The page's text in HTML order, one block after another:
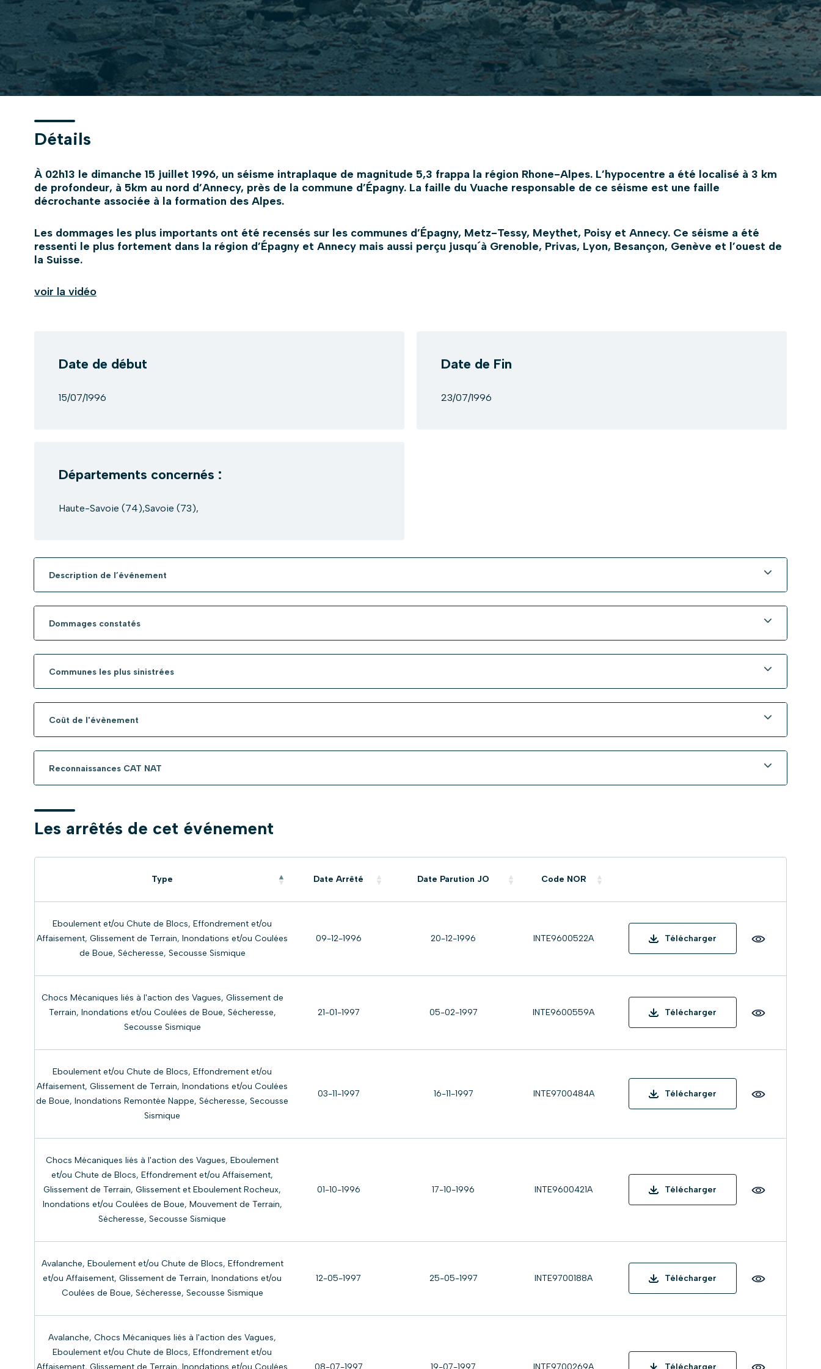
Détails
À 02h13 le dimanche 15 juillet 1996, un séisme intraplaque de magnitude 5,3 frappa la région Rhone-Alpes. L’hypocentre a été localisé à 3 km
de profondeur, à 5km au nord d’Annecy, près de la commune d’Épagny. La faille du Vuache responsable de ce séisme est une faille
décrochante associée à la formation des Alpes.
Les dommages les plus importants ont été recensés sur les communes d’Épagny, Metz-Tessy, Meythet, Poisy et Annecy. Ce séisme a été
ressenti le plus fortement dans la région d’Épagny et Annecy mais aussi perçu jusqu´à Grenoble, Privas, Lyon, Besançon, Genève et l’ouest de
la Suisse.
voir la vidéo
Date de début
15/07/1996
Date de Fin
23/07/1996
Départements concernés :
Haute-Savoie (74),Savoie (73),
Description de l’événement
Dommages constatés
Communes les plus sinistrées
Coût de l'évènement
Reconnaissances CAT NAT
Les arrêtés de cet événement
Type Date Arrêté Date Parution JO Code NOR
Eboulement et/ou Chute de Blocs, Effondrement et/ou
Affaisement, Glissement de Terrain, Inondations et/ou Coulées
de Boue, Sécheresse, Secousse Sismique
09-12-1996 20-12-1996 INTE9600522A Télécharger
Chocs Mécaniques liés à l'action des Vagues, Glissement de
Terrain, Inondations et/ou Coulées de Boue, Sécheresse,
Secousse Sismique
21-01-1997 05-02-1997 INTE9600559A Télécharger
Eboulement et/ou Chute de Blocs, Effondrement et/ou
Affaisement, Glissement de Terrain, Inondations et/ou Coulées
de Boue, Inondations Remontée Nappe, Sécheresse, Secousse
Sismique
03-11-1997 16-11-1997 INTE9700484A Télécharger
Chocs Mécaniques liés à l'action des Vagues, Eboulement
et/ou Chute de Blocs, Effondrement et/ou Affaisement,
Glissement de Terrain, Glissement et Eboulement Rocheux,
Inondations et/ou Coulées de Boue, Mouvement de Terrain,
Sécheresse, Secousse Sismique
01-10-1996 17-10-1996 INTE9600421A Télécharger
Avalanche, Eboulement et/ou Chute de Blocs, Effondrement
et/ou Affaisement, Glissement de Terrain, Inondations et/ou
Coulées de Boue, Sécheresse, Secousse Sismique
12-05-1997 25-05-1997 INTE9700188A Télécharger
Avalanche, Chocs Mécaniques liés à l'action des Vagues,
Eboulement et/ou Chute de Blocs, Effondrement et/ou
Affaisement, Glissement de Terrain, Inondations et/ou Coulées
08-07-1997 19-07-1997 INTE9700269A Télécharger